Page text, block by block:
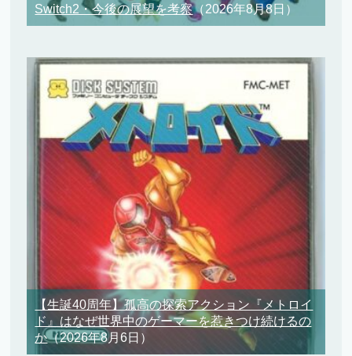
Switch2・今後の展望を考察（2026年8月8日）
【生誕40周年】孤高の探索アクション『メトロイ
ド』はなぜ世界中のゲーマーを惹きつけ続けるの
か（2026年8月6日）